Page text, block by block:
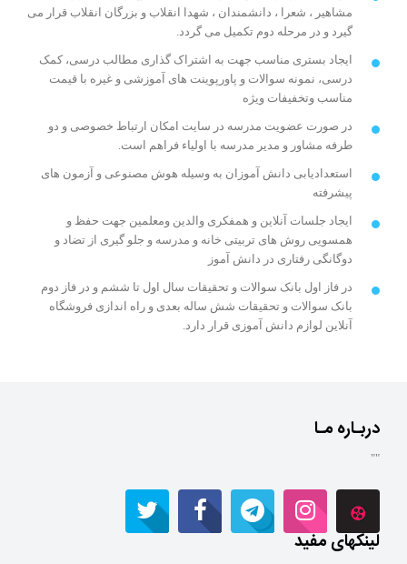
مشاهیر ، شعرا ، دانشمندان ، شهدا انقلاب و بزرگان انقلاب قرار می
گیرد و در مرحله دوم تکمیل می گردد.
ایجاد بستری مناسب جهت به اشتراک گذاری مطالب درسی، کمک
درسی، نمونه سوالات و پاورپوینت های آموزشی و غیره با قیمت
مناسب وتخفیفات ویژه
در صورت عضویت مدرسه در سایت امکان ارتباط خصوصی و دو
طرفه مشاور و مدیر مدرسه با اولیاء فراهم است.
استعدادیابی دانش آموزان به وسیله هوش مصنوعی و آزمون های
پیشرفته
ایجاد جلسات آنلاین و همفکری والدین ومعلمین جهت حفظ و
همسویی روش های تربیتی خانه و مدرسه و جلو گیری از تضاد و
دوگانگی رفتاری در دانش آموز
در فاز اول بانک سوالات و تحقیقات سال اول تا ششم و در فاز دوم
بانک سوالات و تحقیقات شش ساله بعدی و راه اندازی فروشگاه
آنلاین لوازم دانش آموزی قرار دارد.
دربـاره مـا
""
لینکهای مفید